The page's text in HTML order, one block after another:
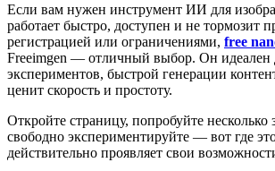
Если вам нужен инструмент ИИ для
работает быстро, доступен и не тормозит
регистрацией или ограничениями, free
Freeimgen — отличный выбор. Он идеален
экспериментов, быстрой генерации
ценит скорость и простоту.
Откройте страницу, попробуйте несколько
свободно экспериментируйте — вот где
действительно проявляет свои